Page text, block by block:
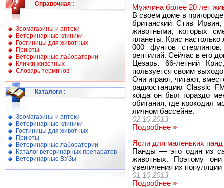
Справочная :
Зоомагазины и аптеки
Ветеринарные клиники
Гостиницы для животных
Приюты
Ветеринарные лаборатории
Клички животных
Словарь терминов
Каталоги :
Зоомагазины и аптеки
Ветеринарные клиники
Гостиницы для животных
Приюты
Ветеринарные лаборатории
Каталог ветеринарных препаратов
Ветеринарные ВУЗы
Мужчина более 20 лет
В своем доме в
британский Стив
животными, которых
планеты. Крис
000 фунтов
рептилий. Сейчас в его
Цезарь. 66-летний
пользуется своим
Они играют, читают,
радиостанцию Classic
когда он был гораздо
обитания, где крокодил
личном бассейне.
02.10.2013
Подробнее »
Ясли для маленьких панд
Панды — это один из
животных. Поэтому
увеличения их
01.10.2013
Подробнее »